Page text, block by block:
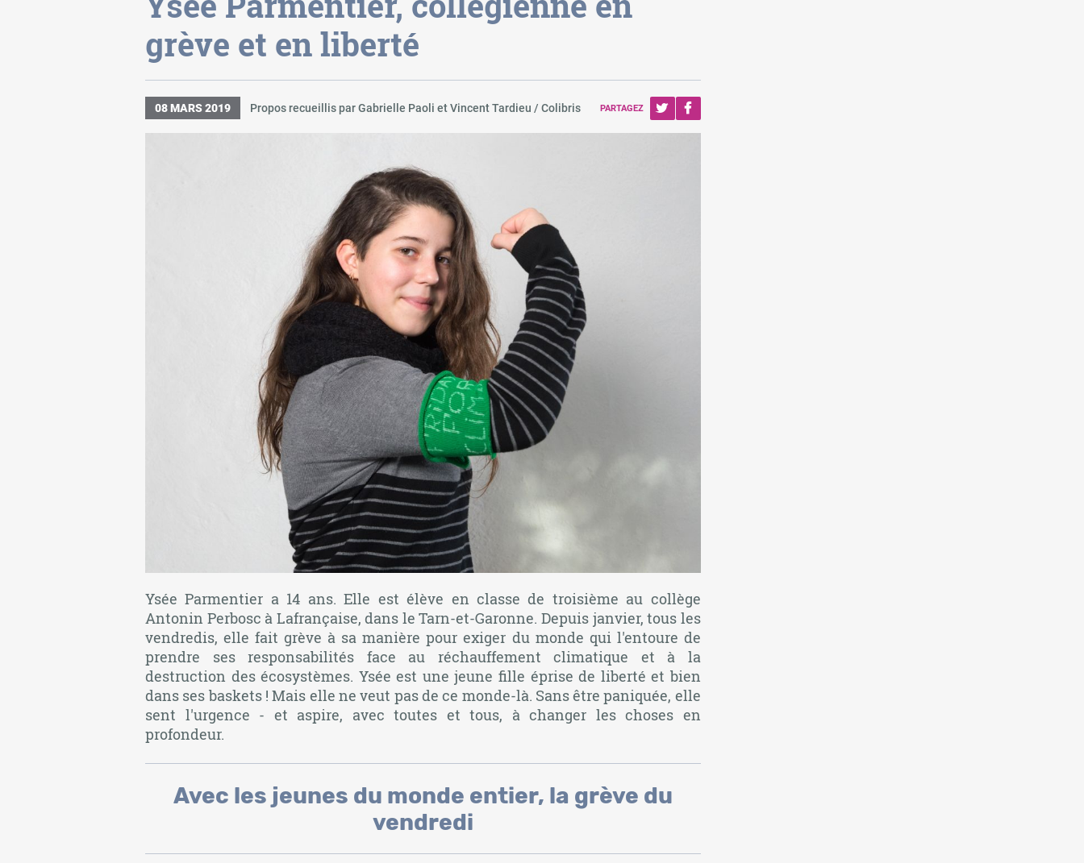
grève et en liberté
08 MARS 2019 Propos recueillis par Gabrielle Paoli et Vincent Tardieu / Colibris PARTAGEZ
Ysée Parmentier a 14 ans. Elle est élève en classe de troisième au collège
Antonin Perbosc à Lafrançaise, dans le Tarn-et-Garonne. Depuis janvier, tous les
vendredis, elle fait grève à sa manière pour exiger du monde qui l'entoure de
prendre ses responsabilités face au réchauffement climatique et à la
destruction des écosystèmes. Ysée est une jeune fille éprise de liberté et bien
dans ses baskets ! Mais elle ne veut pas de ce monde-là. Sans être paniquée, elle
sent l'urgence - et aspire, avec toutes et tous, à changer les choses en
profondeur.
Avec les jeunes du monde entier, la grève du
vendredi